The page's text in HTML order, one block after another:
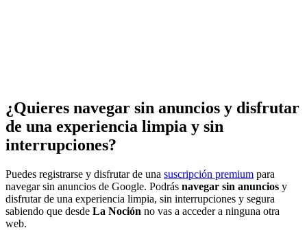
¿Quieres navegar sin anuncios y disfrutar
de una experiencia limpia y sin
interrupciones?
Puedes registrarse y disfrutar de una suscripción premium para
navegar sin anuncios de Google. Podrás navegar sin anuncios y
disfrutar de una experiencia limpia, sin interrupciones y segura
sabiendo que desde La Noción no vas a acceder a ninguna otra
web.